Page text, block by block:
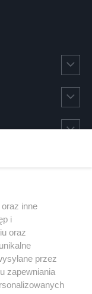
inne
i
oraz
przez
zapewniania